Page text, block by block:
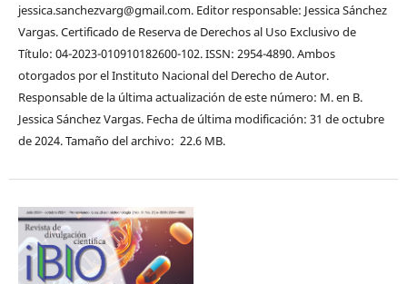
jessica.sanchezvarg@gmail.com. Editor responsable: Jessica Sánchez
Vargas. Certificado de Reserva de Derechos al Uso Exclusivo de
Título: 04-2023-010910182600-102. ISSN: 2954-4890. Ambos
otorgados por el Instituto Nacional del Derecho de Autor.
Responsable de la última actualización de este número: M. en B.
Jessica Sánchez Vargas. Fecha de última modificación: 31 de octubre
de 2024. Tamaño del archivo: 22.6 MB.